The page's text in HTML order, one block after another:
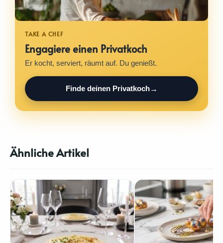
Engagiere einen Privatkoch
Er kocht, serviert, räumt auf. Du genießt.
Finde deinen Privatkoch
Ähnliche Artikel